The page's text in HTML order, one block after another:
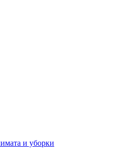
и уборки